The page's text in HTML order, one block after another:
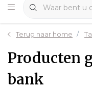
Terug naar home
Producten
bank